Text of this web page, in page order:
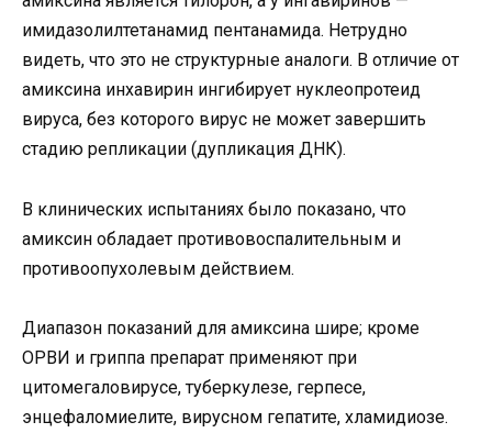
имидазолилтетанамид пентанамида. Нетрудно
видеть, что это не структурные аналоги. В отличие от
амиксина инхавирин ингибирует нуклеопротеид
вируса, без которого вирус не может завершить
стадию репликации (дупликация ДНК).
В клинических испытаниях было показано, что
амиксин обладает противовоспалительным и
противоопухолевым действием.
Диапазон показаний для амиксина шире; кроме
ОРВИ и гриппа препарат применяют при
цитомегаловирусе, туберкулезе, герпесе,
энцефаломиелите, вирусном гепатите, хламидиозе.